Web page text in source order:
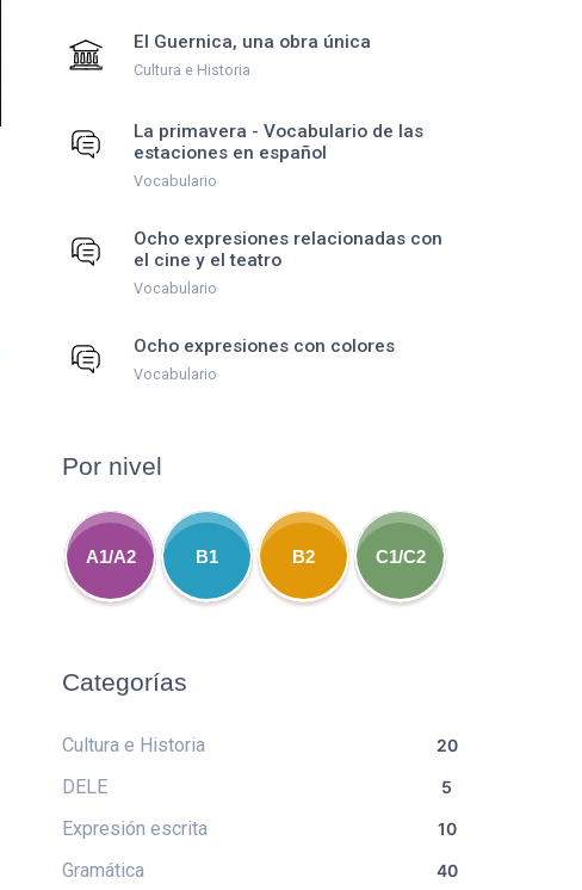
El Guernica, una obra única
Cultura e Historia
La primavera - Vocabulario de las
estaciones en español
Vocabulario
Ocho expresiones relacionadas con
el cine y el teatro
Vocabulario
Ocho expresiones con colores
Vocabulario
Por nivel
A1/A2 B1 B2 C1/C2
Categorías
Cultura e Historia 20
DELE 5
Expresión escrita 10
Gramática 40